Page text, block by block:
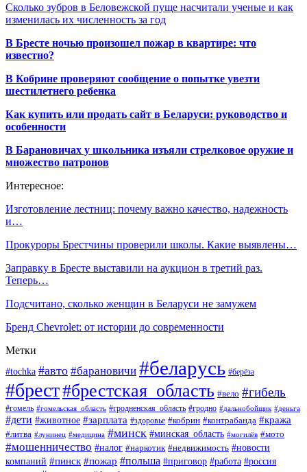
Сколько зубров в Беловежской пуще насчитали ученые и как
изменилась их численность за год
В Бресте ночью произошел пожар в квартире: что
известно?
В Кобрине проверяют сообщение о попытке увезти
шестилетнего ребенка
Как купить или продать сайт в Беларуси: руководство и
особенности
В Барановичах у школьника изъяли стрелковое оружие и
множество патронов
Интересное:
Изготовление лестниц: почему важно качество, надежность
и…
Прокуроры Брестчины проверили школы. Какие выявлены…
Заправку в Бресте выставили на аукцион в третий раз.
Теперь…
Подсчитано, сколько женщин в Беларуси не замужем
Бренд Chevrolet: от истории до современности
Метки
#tochka #авто #барановичи #беларусь #берёза
#брест#брестская_область #вело #гибель
#гомель #гомельская_область #гродненская_область #гродно #дальнобойщик #деньга
#дети #животное #зарплата #здоровье #кобрин #контрабанда #кража
#литва #лунинец #медицина #минск #минская_область #могилёв #мото
#мошенничество #налог #наркотик #недвижимость #новости
компаний #пинск #пожар #польша #приговор #работа #россия